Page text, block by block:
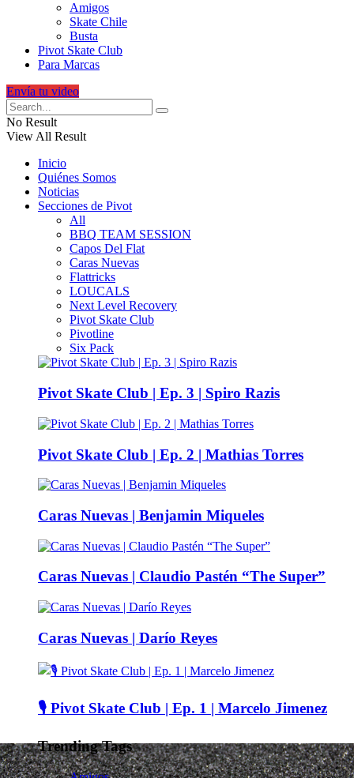
Amigos
Skate Chile
Busta
Pivot Skate Club
Para Marcas
Envía tu video
No Result
View All Result
Inicio
Quiénes Somos
Noticias
Secciones de Pivot
All
BBQ TEAM SESSION
Capos Del Flat
Caras Nuevas
Flattricks
LOUCALS
Next Level Recovery
Pivot Skate Club
Pivotline
Six Pack
Pivot Skate Club | Ep. 3 | Spiro Razis
Pivot Skate Club | Ep. 2 | Mathias Torres
Caras Nuevas | Benjamin Miqueles
Caras Nuevas | Claudio Pastén “The Super”
Caras Nuevas | Darío Reyes
🎙️ Pivot Skate Club | Ep. 1 | Marcelo Jimenez
Trending Tags